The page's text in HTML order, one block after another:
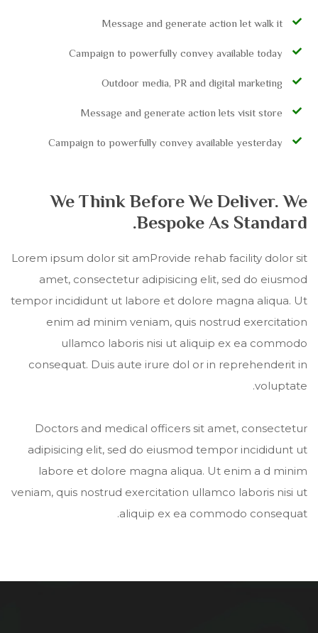
Message and generate action let walk it
Campaign to powerfully convey available today
Outdoor media, PR and digital marketing
Message and generate action lets visit store
Campaign to powerfully convey available yesterday
We Think Before We Deliver. We
Bespoke As Standard.
Lorem ipsum dolor sit amProvide rehab facility dolor sit
amet, consectetur adipisicing elit, sed do eiusmod
tempor incididunt ut labore et dolore magna aliqua. Ut
enim ad minim veniam, quis nostrud exercitation
ullamco laboris nisi ut aliquip ex ea commodo
consequat. Duis aute irure dol or in reprehenderit in
voluptate.
Doctors and medical officers sit amet, consectetur
adipisicing elit, sed do eiusmod tempor incididunt ut
labore et dolore magna aliqua. Ut enim a d minim
veniam, quis nostrud exercitation ullamco laboris nisi ut
aliquip ex ea commodo consequat.